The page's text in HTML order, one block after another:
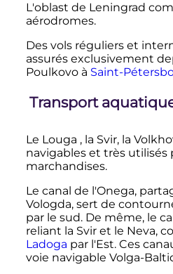
L'oblast de Leningrad
aérodromes.
Des vols réguliers et
assurés exclusivement
Poulkovo à Saint-
Transport
Le Louga , la Svir, la
navigables et très utilisés
marchandises.
Le canal de l'Onega,
Vologda, sert de
par le sud. De même, le
reliant la Svir et le Neva,
Ladoga par l'Est. Ces
voie navigable Volga-